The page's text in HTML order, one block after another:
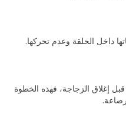
داخل الحلقة وعدم تحركها.
إغلاق الزجاجة، فهذه الخطوة